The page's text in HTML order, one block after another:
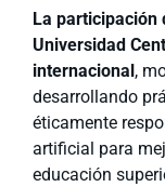
La participación
Universidad
internacional,
desarrollando
éticamente
artificial para
educación